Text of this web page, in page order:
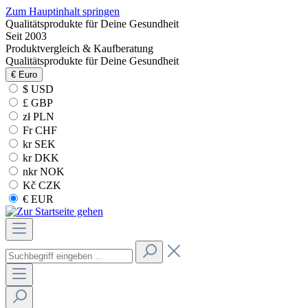
Zum Hauptinhalt springen
Qualitätsprodukte für Deine Gesundheit
Seit 2003
Produktvergleich & Kaufberatung
Qualitätsprodukte für Deine Gesundheit
€ Euro
$ USD
£ GBP
zł PLN
Fr CHF
kr SEK
kr DKK
nkr NOK
Kč CZK
€ EUR